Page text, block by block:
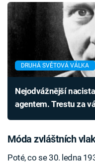
DRUHÁ SVĚTOVÁ VÁLKA
Nejodvážnější
agentem. Trestu za
Móda zvláštních
Poté, co se 30. ledna